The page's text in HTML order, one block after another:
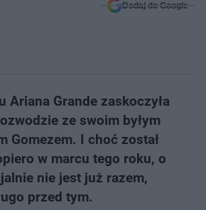
Dodaj do Google
Ariana Grande zaskoczyła
ze swoim byłym
Gomezem. I choć został
w marcu tego roku, o
nie jest już razem,
przed tym.